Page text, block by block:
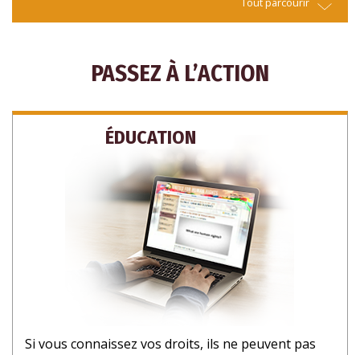
PASSEZ À L’ACTION
ÉDUCATION
Si vous connaissez vos droits, ils ne peuvent pas